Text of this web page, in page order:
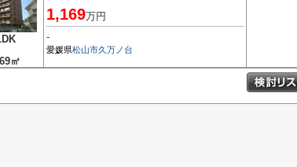
㎡
1,169万円
-
愛媛県松山市久万ノ台